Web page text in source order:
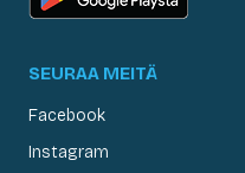
SEURAA MEITÄ
Facebook
Instagram